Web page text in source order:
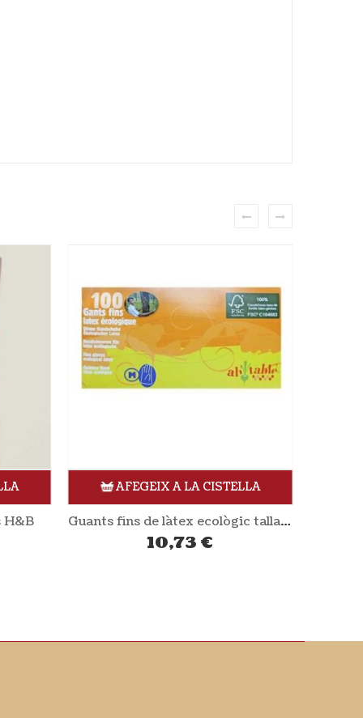
H&B
AFEGEIX A LA CISTELLA
Guants fins de làtex ecològic talla M 100 unitats AH TABLE
10,73 €